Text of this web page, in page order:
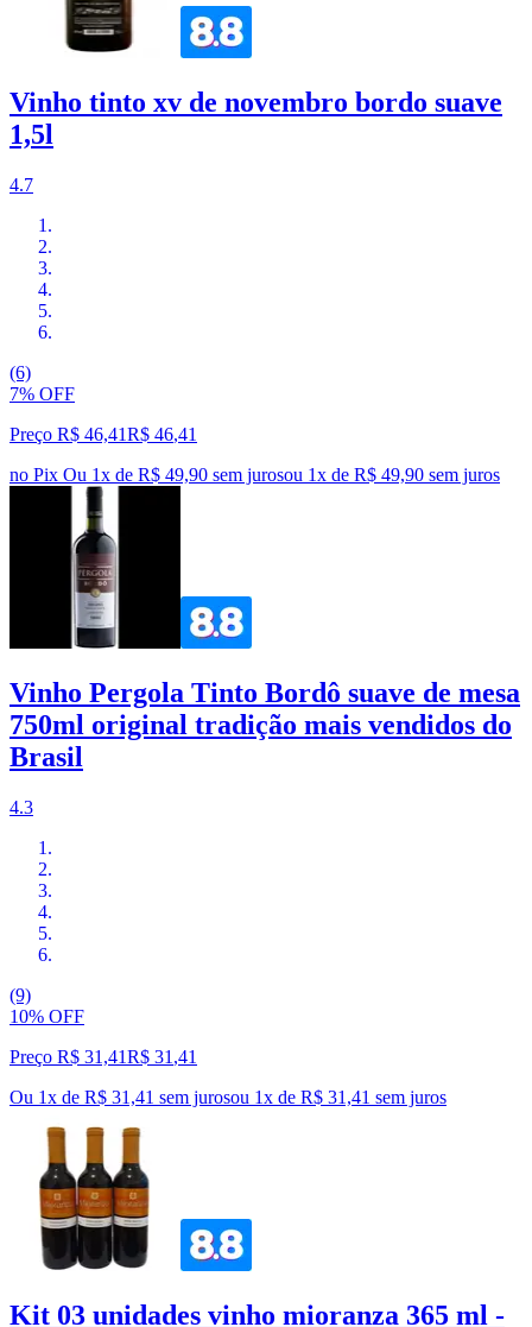
Vinho tinto xv de novembro bordo suave
1,5l
4.7
(6)
7% OFF
Preço R$ 46,41R$ 46,41
no Pix Ou 1x de R$ 49,90 sem jurosou 1x de R$ 49,90 sem juros
Vinho Pergola Tinto Bordô suave de mesa
750ml original tradição mais vendidos do
Brasil
4.3
(9)
10% OFF
Preço R$ 31,41R$ 31 ,41
Ou 1x de R$ 31,41 sem jurosou 1x de R$ 31,41 sem juros
Kit 03 unidades vinho mioranza 365 ml -